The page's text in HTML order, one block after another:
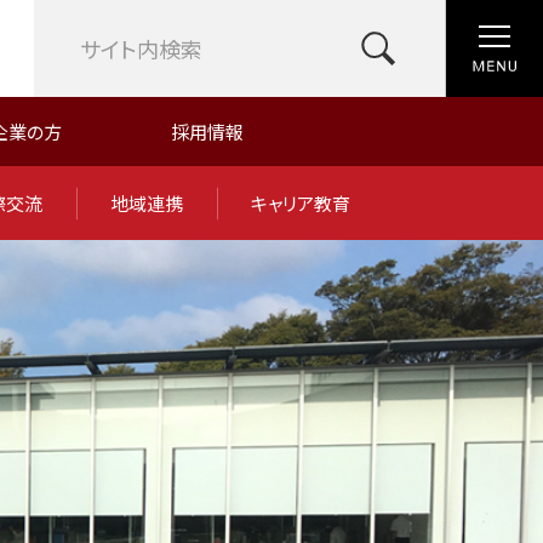
業の方 採用情報
交流 地域連携 キャリア教育